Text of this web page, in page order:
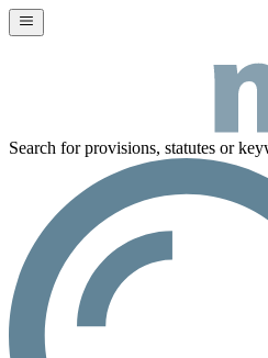
Search for provisions, statutes or